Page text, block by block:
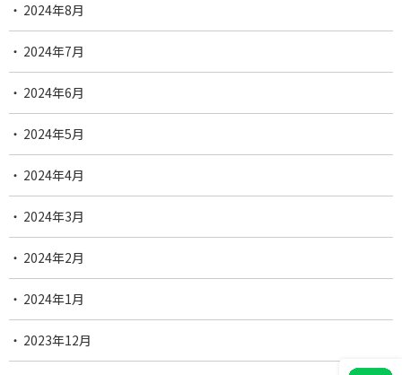
2024年8月
2024年7月
2024年6月
2024年5月
2024年4月
2024年3月
2024年2月
2024年1月
2023年12月